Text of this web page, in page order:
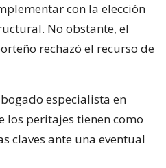
con la elección
No obstante, el
rechazó el recurso de
especialista en
los peritajes tienen como
claves ante una eventual